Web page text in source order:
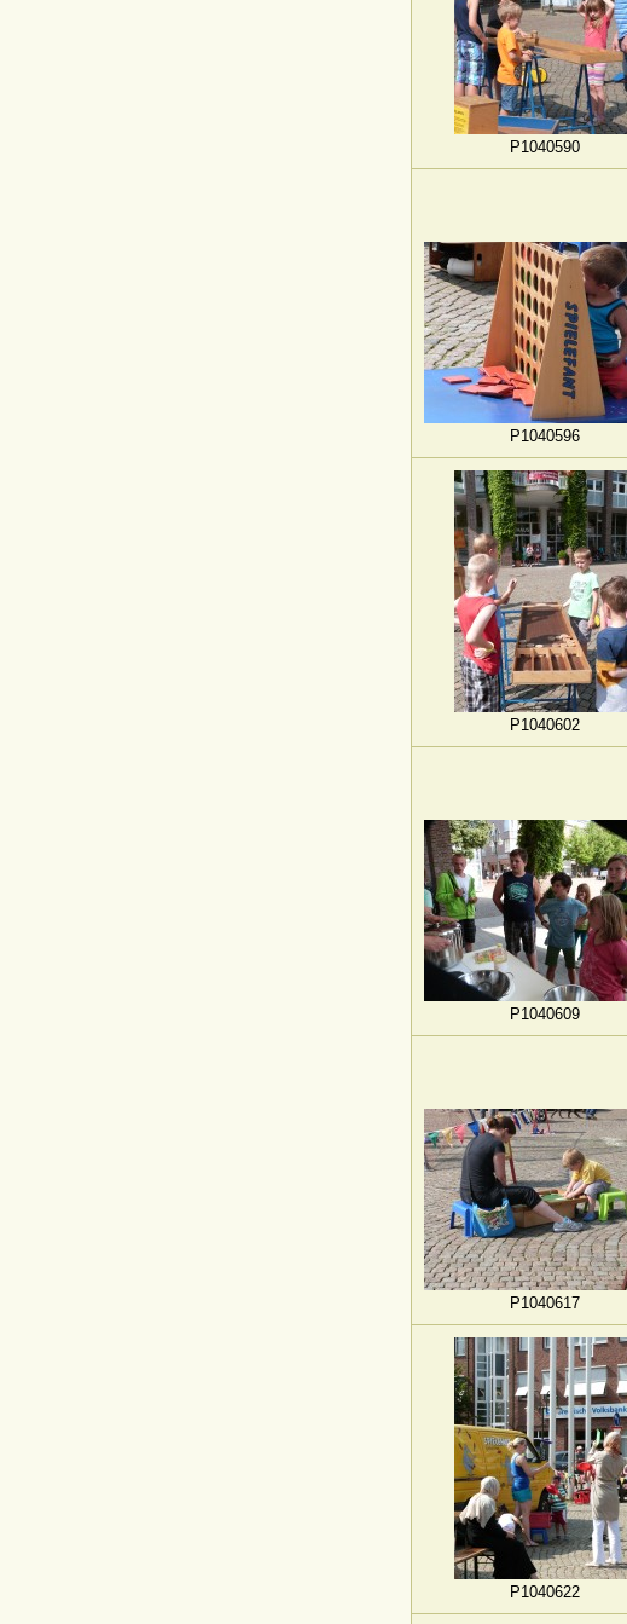
P1040590
P1040596
P1040602
P1040609
P1040617
P1040622